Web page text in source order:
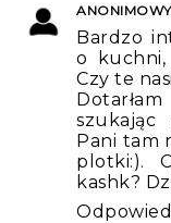
ANONIMOWY
Bardzo
o kuchni,
Czy te
szukając
Pani tam
plotki:).
kashk?